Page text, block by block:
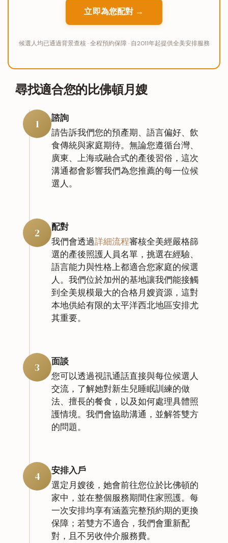
立即為您配對 →
候選人均已通過背景查核 · 全程預約保障 · 自2011年起提供全美安排服務
尋找適合您的比佛頓月嫂
1 諮詢
請告訴我們您的預產期、語言偏好、飲
食傳統與家庭期待。無論您遵循台灣、
廣東、上海或融合式的產後習俗，這次
溝通都會影響我們為您推薦的每一位候
選人。
2 配對
我們會透過詳細流程審核全美經嚴格篩
選的產後照護人員名單，挑選在經驗、
語言能力與性格上都適合您家庭的候選
人。我們位於加州的基地讓我們能接觸
到全美規模最大的合格月嫂資源，這對
本地供給有限的太平洋西北地區安排尤
其重要。
3 面談
您可以透過視訊通話直接與每位候選人
交流，了解她對新生兒睡眠訓練的做
法、擅長的餐食，以及如何處理具體照
護情境。我們會協助溝通，並解答雙方
的問題。
4 安排入戶
選定月嫂後，她會前往您位於比佛頓的
家中，並在整個服務期間住家照護。每
一次安排均享有涵蓋完整預約期的更換
保障；若雙方不適合，我們會重新配
對，且不另收仲介服務費。